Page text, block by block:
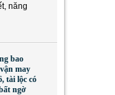
năng
bao
may
tài lộc có
ngờ